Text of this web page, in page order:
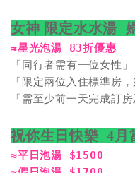
女神 限定水水湯
≈星光泡湯 83折優惠
「同行者需有一位女性」
「限定兩位入住標準房
「需至少前一天完成訂
祝你生日快樂  4月
≈平日泡湯 $1500